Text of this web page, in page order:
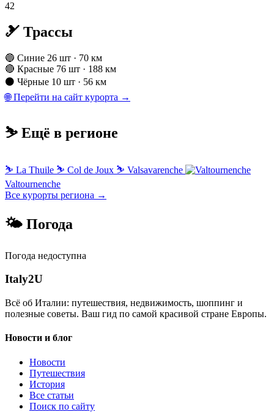
42
🎿 Трассы
🔵 Синие 26 шт · 70 км
🔴 Красные 76 шт · 188 км
⚫ Чёрные 10 шт · 56 км
🌐 Перейти на сайт курорта →
⛷️ Ещё в регионе
⛷ La Thuile ⛷ Col de Joux ⛷ Valsavarenche
Valtournenche
Все курорты региона →
🌤 Погода
Погода недоступна
Italy2U
Всё об Италии: путешествия, недвижимость, шоппинг и
полезные советы. Ваш гид по самой красивой стране Европы.
Новости и блог
Новости
Путешествия
История
Все статьи
Поиск по сайту